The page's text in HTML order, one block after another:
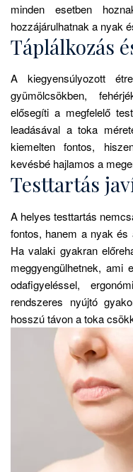
minden esetben
hozzájárulhatnak a nyak
Táplálkozás
A kiegyensúlyozott
gyümölcsökben,
elősegíti a megfelelő
leadásával a toka
kiemelten fontos,
kevésbé hajlamos a
Testtartás
A helyes testtartás
fontos, hanem a nyak és
Ha valaki gyakran
meggyengülhetnek, ami
odafigyeléssel,
rendszeres nyújtó
hosszú távon a toka